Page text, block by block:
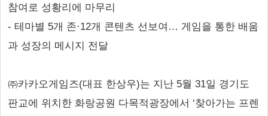
참여로 성황리에 마무리
- 테마별 5개 존·12개 콘텐츠 선보여… 게임을 통한 배움
과 성장의 메시지 전달
㈜카카오게임즈(대표 한상우)는 지난 5월 31일 경기도
판교에 위치한 화랑공원 다목적광장에서 ‘찾아가는 프렌